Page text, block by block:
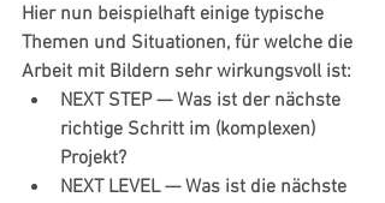
Hier nun beispielhaft einige typische
Themen und Situationen, für welche die
Arbeit mit Bildern sehr wirkungsvoll ist:
NEXT STEP — Was ist der nächste
richtige Schritt im (komplexen)
Projekt?
NEXT LEVEL — Was ist die nächste